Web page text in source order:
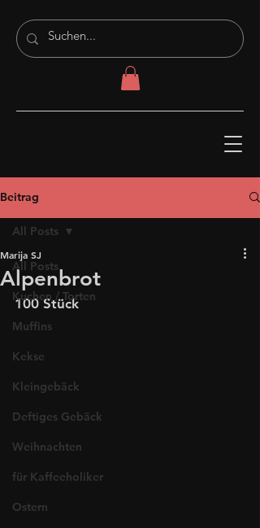
Beitrag
All Posts
Kuchen / Torten
Muffins
Kekse
Kleingebäck
Deftiges Gebäck
Weihnachten
für Kaffeeholiker
Ostern
All Posts
Alpenbrot
Marija SJ
100 Stück